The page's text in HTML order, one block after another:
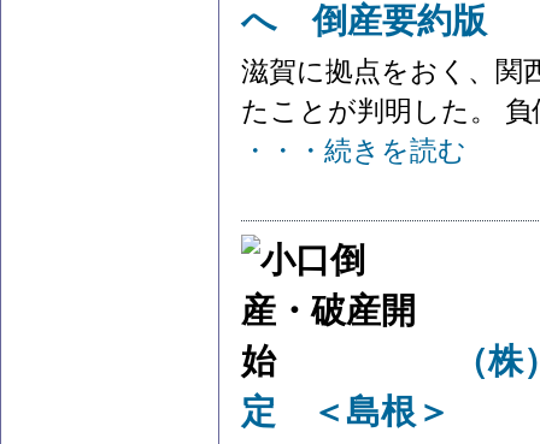
へ 倒産要約版
滋賀に拠点をおく、関
たことが判明した。
・・・続きを読む
（
定 ＜島根＞